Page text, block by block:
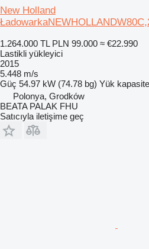
New Holland
1.264.000 TL PLN 99.000 ≈ €22.990
Lastikli yükleyici
2015
5.448 m/s
Güç 54.97 kW (74.78 bg) Yük
Polonya, Grodków
BEATA PALAK FHU
Satıcıyla iletişime geç